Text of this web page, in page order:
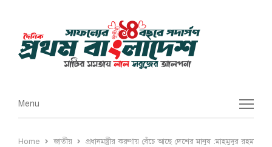
Menu
Menu
Home জাতীয় প্রধানমন্ত্রীর করুণায় বেঁচে আছে দেশের মানুষ :মাহমুদুর রহমান